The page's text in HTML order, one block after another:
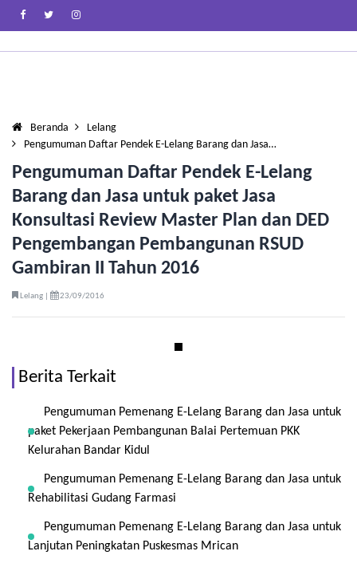
Beranda
Lelang
Pengumuman Daftar Pendek E-Lelang Barang dan Jasa…
Pengumuman Daftar Pendek E-Lelang
Barang dan Jasa untuk paket Jasa
Konsultasi Review Master Plan dan DED
Pengembangan Pembangunan RSUD
Gambiran II Tahun 2016
Lelang | 23/09/2016
Berita Terkait
Pengumuman Pemenang E-Lelang Barang dan Jasa untuk
paket Pekerjaan Pembangunan Balai Pertemuan PKK
Kelurahan Bandar Kidul
Pengumuman Pemenang E-Lelang Barang dan Jasa untuk
Rehabilitasi Gudang Farmasi
Pengumuman Pemenang E-Lelang Barang dan Jasa untuk
Lanjutan Peningkatan Puskesmas Mrican